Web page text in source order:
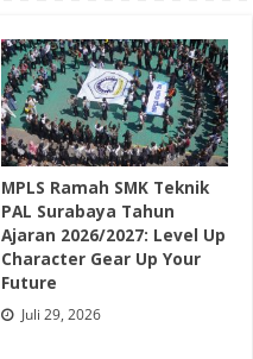
MPLS Ramah SMK Teknik
PAL Surabaya Tahun
Ajaran 2026/2027: Level Up
Character Gear Up Your
Future
Juli 29, 2026